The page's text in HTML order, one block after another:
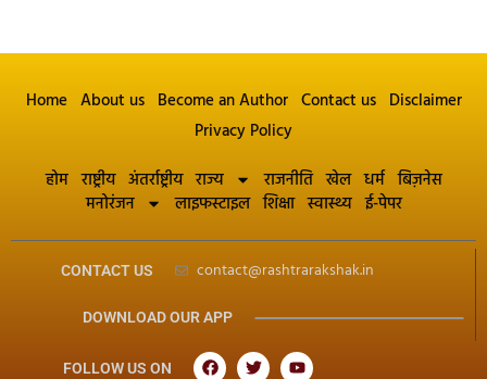
Home About us Become an Author Contact us Disclaimer
Privacy Policy
होम राष्ट्रीय अंतर्राष्ट्रीय राज्य राजनीति खेल धर्म बिज़नेस
मनोरंजन
लाइफस्टाइल शिक्षा स्वास्थ्य ई-पेपर
CONTACT US contact@rashtrarakshak.in
DOWNLOAD OUR APP
FOLLOW US ON